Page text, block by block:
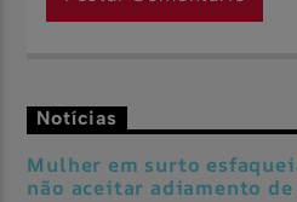
Notícias
Mulher em surto
não aceitar adiamento